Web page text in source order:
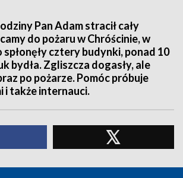
Pan Adam stracił cały
do pożaru w Chróścinie, w
cztery budynki, ponad 10
bydła. Zgliszcza dogasły, ale
po pożarze. Pomóc próbuje
i także internauci.